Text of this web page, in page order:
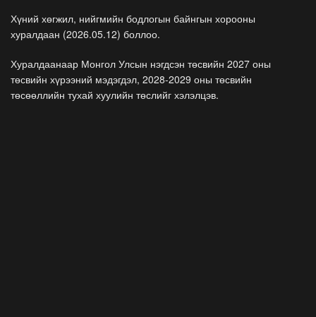
Хүний хөгжил, нийгмийн бодлогын байнгын хорооны
хуралдаан (2026.05.12) боллоо.
Хуралдаанаар Монгол Улсын нэгдсэн төсвийн 2027 оны
төсвийн хүрээний мэдэгдэл, 2028-2029 оны төсвийн
төсөөллийн тухай хуулийн төслийг хэлэлцэв.